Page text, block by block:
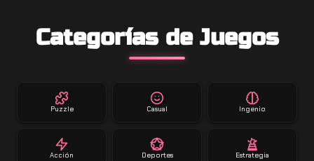
Categorías de Juegos
Puzzle Casual Ingenio
Acción Deportes Estrategia